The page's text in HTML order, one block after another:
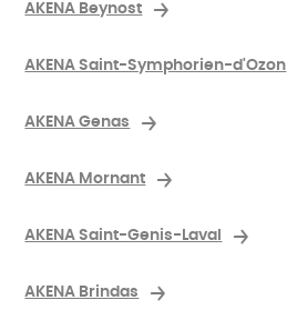
AKENA Beynost
AKENA Saint-Symphorien-d'Ozon
AKENA Genas
AKENA Mornant
AKENA Saint-Genis-Laval
AKENA Brindas